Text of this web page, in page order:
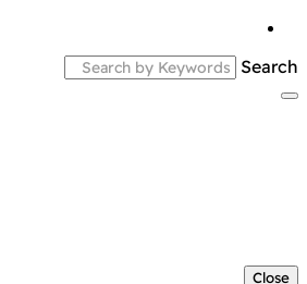
Search
Close